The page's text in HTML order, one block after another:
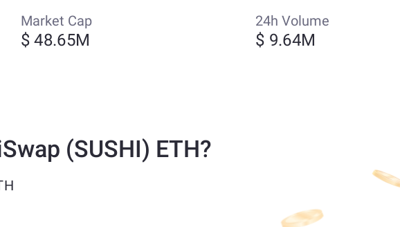
Market Cap
$ 48.65M
24h Volume
$ 9.64M
(SUSHI) ETH?